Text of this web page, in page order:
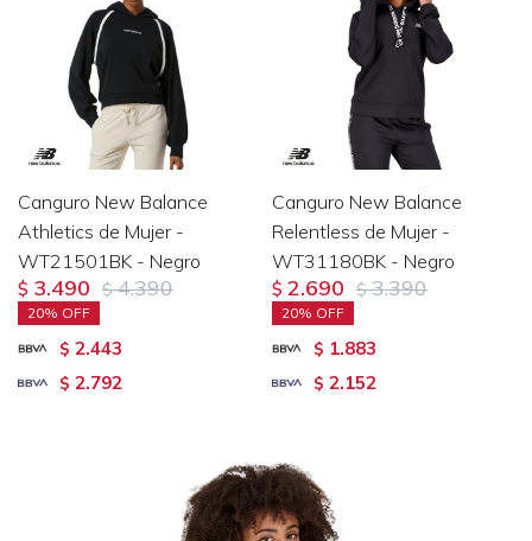
Canguro New Balance
Athletics de Mujer -
WT21501BK - Negro
$ 3.490 $ 4.390
20
$ 2.443
$ 2.792
Canguro New Balance
Relentless de Mujer -
WT31180BK - Negro
$ 2.690 $ 3.390
20
$ 1.883
$ 2.152